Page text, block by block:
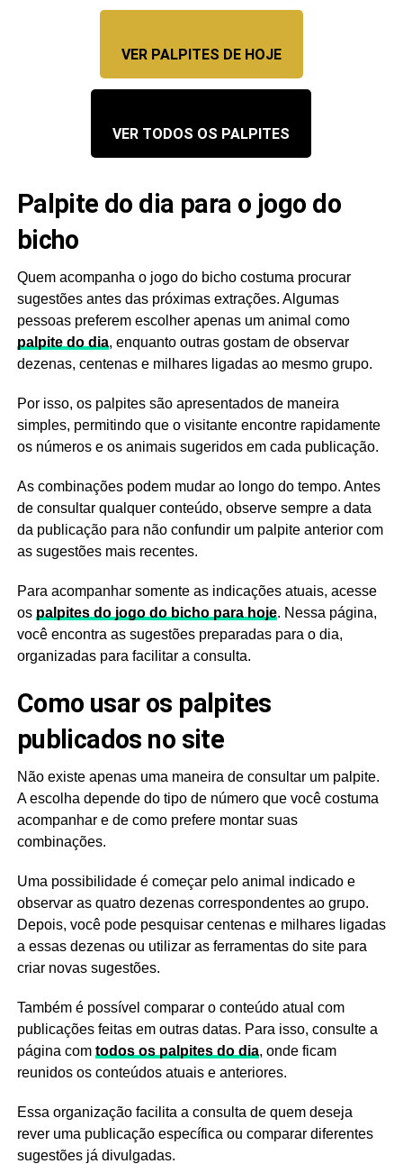
VER PALPITES DE HOJE
VER TODOS OS PALPITES
Palpite do dia para o jogo do
bicho
Quem acompanha o jogo do bicho costuma procurar
sugestões antes das próximas extrações. Algumas
pessoas preferem escolher apenas um animal como
palpite do dia, enquanto outras gostam de observar
dezenas, centenas e milhares ligadas ao mesmo grupo.
Por isso, os palpites são apresentados de maneira
simples, permitindo que o visitante encontre rapidamente
os números e os animais sugeridos em cada publicação.
As combinações podem mudar ao longo do tempo. Antes
de consultar qualquer conteúdo, observe sempre a data
da publicação para não confundir um palpite anterior com
as sugestões mais recentes.
Para acompanhar somente as indicações atuais, acesse
os palpites do jogo do bicho para hoje. Nessa página,
você encontra as sugestões preparadas para o dia,
organizadas para facilitar a consulta.
Como usar os palpites
publicados no site
Não existe apenas uma maneira de consultar um palpite.
A escolha depende do tipo de número que você costuma
acompanhar e de como prefere montar suas
combinações.
Uma possibilidade é começar pelo animal indicado e
observar as quatro dezenas correspondentes ao grupo.
Depois, você pode pesquisar centenas e milhares ligadas
a essas dezenas ou utilizar as ferramentas do site para
criar novas sugestões.
Também é possível comparar o conteúdo atual com
publicações feitas em outras datas. Para isso, consulte a
página com todos os palpites do dia, onde ficam
reunidos os conteúdos atuais e anteriores.
Essa organização facilita a consulta de quem deseja
rever uma publicação específica ou comparar diferentes
sugestões já divulgadas.